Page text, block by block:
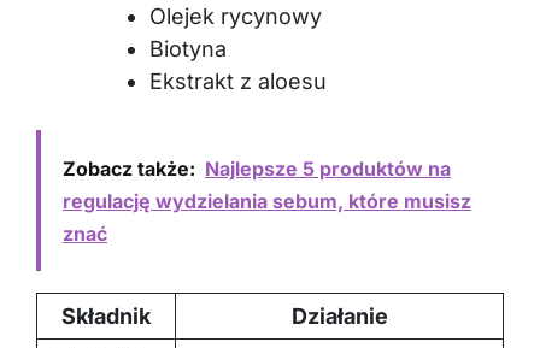
Olejek rycynowy
Biotyna
Ekstrakt z aloesu
Zobacz także: Najlepsze 5 produktów na
regulację wydzielania sebum, które musisz
znać
Składnik
Działanie